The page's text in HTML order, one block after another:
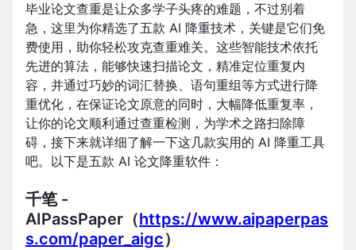
毕业论文查重是让众多学子头疼的难题，不过别着
急，这里为你精选了五款 AI 降重技术，关键是它们免
费使用，助你轻松攻克查重难关。这些智能技术依托
先进的算法，能够快速扫描论文，精准定位重复内
容，并通过巧妙的词汇替换、语句重组等方式进行降
重优化，在保证论文原意的同时，大幅降低重复率，
让你的论文顺利通过查重检测，为学术之路扫除障
碍，接下来就详细了解一下这几款实用的 AI 降重工具
吧。以下是五款 AI 论文降重软件：
千笔 -
AIPassPaper （https://www.aipaperpas
s.com/paper_aigc）